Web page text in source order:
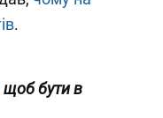
.
щоб бути в